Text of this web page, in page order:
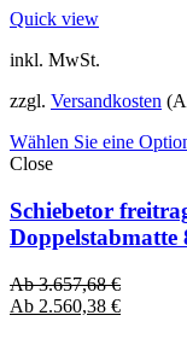
Quick view
inkl. MwSt.
zzgl. Versandkosten
Wählen Sie eine
Close
Schiebetor
Doppelstabmatte
Ab3.657,68€
Ab 2.560,38 €